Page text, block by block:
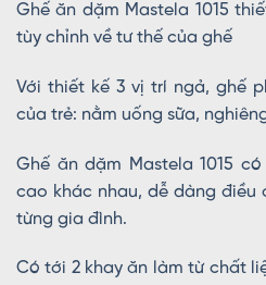
Ghế ăn dặm Mastela 1015
tùy chỉnh về tư thế của ghế
Với thiết kế 3 vị trí ngả, ghế
của trẻ: nằm uống sữa,
Ghế ăn dặm Mastela 1015
cao khác nhau, dễ dàng điều
từng gia đình.
Có tới 2 khay ăn làm từ chất